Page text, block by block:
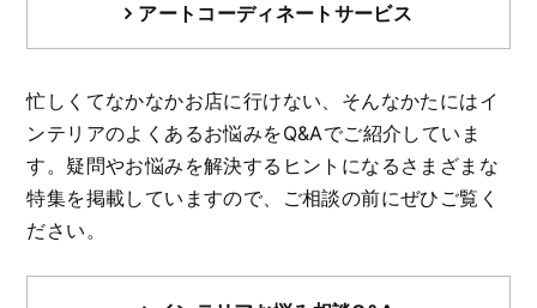
アートコーディネートサービス
忙しくてなかなかお店に行けない、そんなかたにはイ
ンテリアのよくあるお悩みをQ&Aでご紹介していま
す。 疑問やお悩みを解決するヒントになるさまざまな
特集を掲載していますので、ご相談の前にぜひご覧く
ださい。